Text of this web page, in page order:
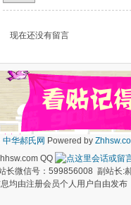
现在还没有留言
中华郝氏网 Powered by
QQ
长微信号：599856008 副站长:
均由注册会员个人用户自由发